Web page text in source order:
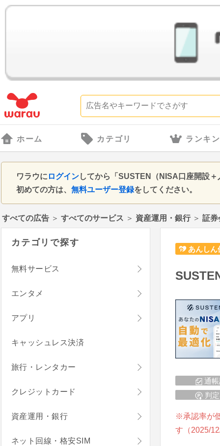
ホーム カテゴリ ランキ
ワラウに ログインしてから「SUSTEN（NISA口座開設
初めての方は、 無料ユーザー登録をしてください。
すべての広告 ＞ すべてのサービス ＞ 資産運用・銀行＞ 証券
あんしん
通
判
※承認率が
す（2025/
カテゴリで探す
無料サービス
エンタメ
アプリ
キャッシュレス決済
旅行・レンタカー
クレジットカード
資産運用・銀行
ネット回線・格安SIM